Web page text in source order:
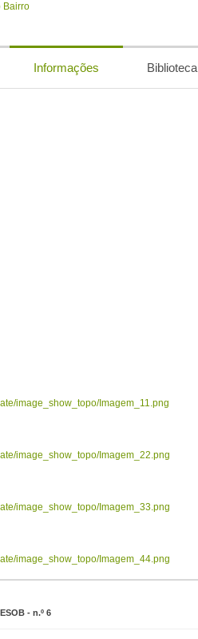
Informações Biblioteca
image_show_topo/Imagem_11.png
image_show_topo/Imagem_22.png
image_show_topo/Imagem_33.png
image_show_topo/Imagem_44.png
- n.º 6